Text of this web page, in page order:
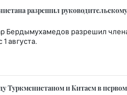
разрешил
Бердымухамедов разрешил
августа.
Туркменистаном и Китаем в первом